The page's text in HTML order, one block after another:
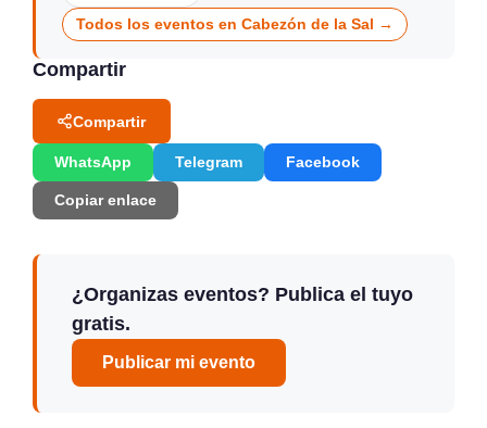
Todos los eventos en Cabezón de la Sal →
Compartir
Compartir
WhatsApp Telegram Facebook
Copiar enlace
¿Organizas eventos? Publica el tuyo
gratis.
Publicar mi evento